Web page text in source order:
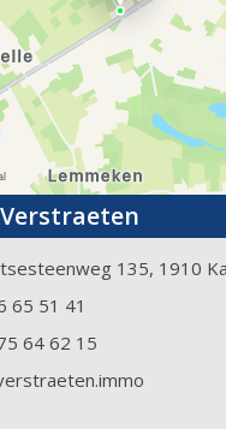
135, 1910
65 51 41
64 62 15